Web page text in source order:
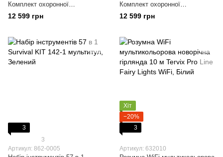
Комплект охоронної
сигналізації
12 599 грн
Комплект охоронної
сигналізації
12 599 грн
3
3
Артикул: 862-0005
Хіт
−20%
3
Артикул: 632010